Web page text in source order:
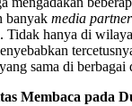
banyak media partner
Tidak hanya di
sama di berbagai
Membaca pada